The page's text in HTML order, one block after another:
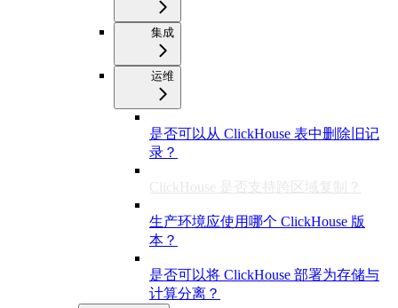
集成
运维
是否可以从 ClickHouse 表中删除旧记
录？
ClickHouse 是否支持跨区域复制？
生产环境应使用哪个 ClickHouse 版
本？
是否可以将 ClickHouse 部署为存储与
计算分离？